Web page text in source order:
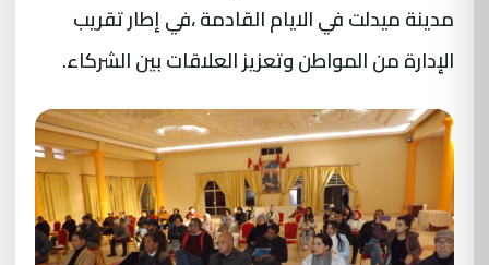
مدينة ميدلت في الايام القادمة ،في إطار تقريب
الإدارة من المواطن وتعزيز العلاقات بين الشركاء.